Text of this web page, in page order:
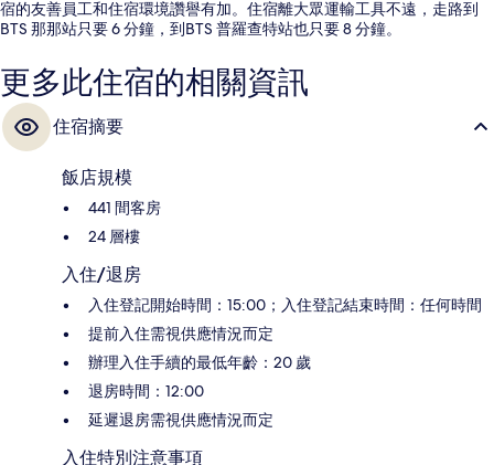
宿的友善員工和住宿環境讚譽有加。住宿離大眾運輸工具不遠，走路到
BTS 那那站只要 6 分鐘，到BTS 普羅查特站也只要 8 分鐘。
更多此住宿的相關資訊
住宿摘要
飯店規模
441 間客房
24 層樓
入住/退房
入住登記開始時間：15:00；入住登記結束時間：任何時間
提前入住需視供應情況而定
辦理入住手續的最低年齡：20 歲
退房時間：12:00
延遲退房需視供應情況而定
入住特別注意事項